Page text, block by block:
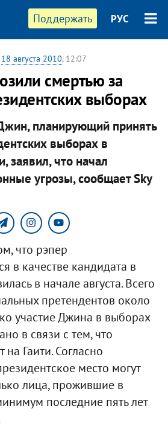
Поддержать РУС
18 августа 2010, 12:07
смертью за
выборах
планирующий принять
выборах в
заявил, что начал
угрозы, сообщает Sky
что рэпер
в качестве кандидата в
в начале августа. Всего
претендентов около
участие Джина в выборах
в связи с тем, что
Гаити. Согласно
место могут
лица, прожившие в
последние пять лет